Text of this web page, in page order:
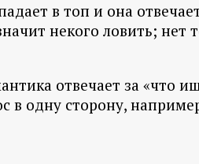
в топ и она
некого ловить;
отвечает за «что
в одну сторону,